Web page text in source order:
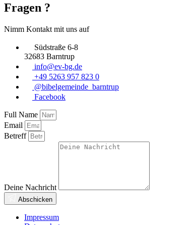
Fragen ?
Nimm Kontakt mit uns auf
Südstraße 6-8
32683 Barntrup
info@ev-bg.de
+49 5263 957 823 0
@bibelgemeinde_barntrup
Facebook
Full Name
Email
Betreff
Deine Nachricht
Abschicken
Impressum